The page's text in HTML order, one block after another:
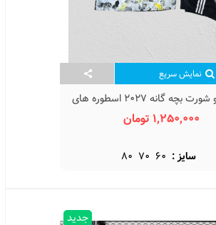
نمایش سریع
تیشرت و شورت بچه گانه 2027 اسطوره های
رئال مادرید Real Madrid 2027
1,250,000 تومان
سایز : 60
70
80
جدید